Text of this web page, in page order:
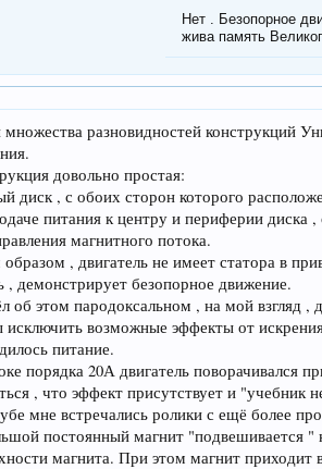
Нет . Безопорное
жива память
разновидностей конструкций
довольно простая:
диск , с обоих сторон которого
питания к центру и периферии диска
магнитного потока.
, двигатель не имеет статора в
, демонстрирует безопорное движение.
об этом пародоксальном , на мой взгляд ,
возможные эффекты от
питание.
порядка 20А двигатель поворачивался
, что эффект присутствует и "учебник
мне встречались ролики с ещё более
постоянный магнит "подвешивается "
магнита. При этом магнит приходит